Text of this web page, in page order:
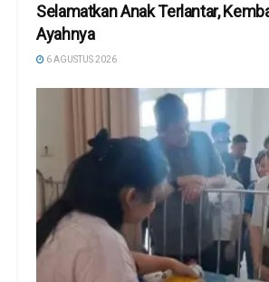
Selamatkan Anak Terlantar,
Ayahnya
6 AGUSTUS 2026